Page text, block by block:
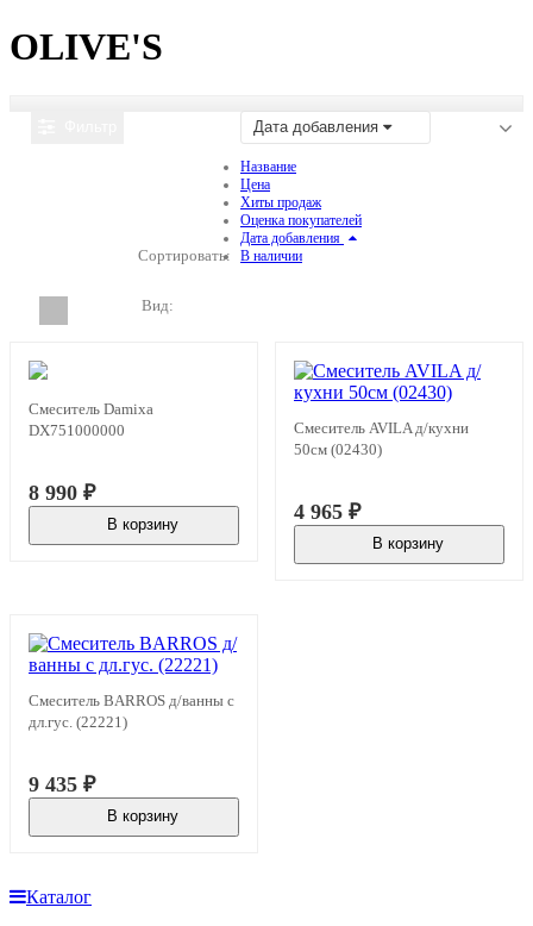
OLIVE'S
Сортировать:
Дата добавления
Название
Цена
Хиты продаж
Оценка покупателей
Дата добавления
В наличии
Вид:
Смеситель Damixa
DX751000000
8 990 ₽
В корзину
Смеситель AVILA д/кухни
50см (02430)
4 965 ₽
В корзину
Смеситель BARROS д/ванны с
дл.гус. (22221)
9 435 ₽
В корзину
Каталог